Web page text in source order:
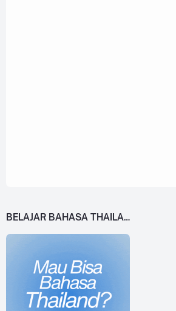
BELAJAR BAHASA THAILAND DARI 0!